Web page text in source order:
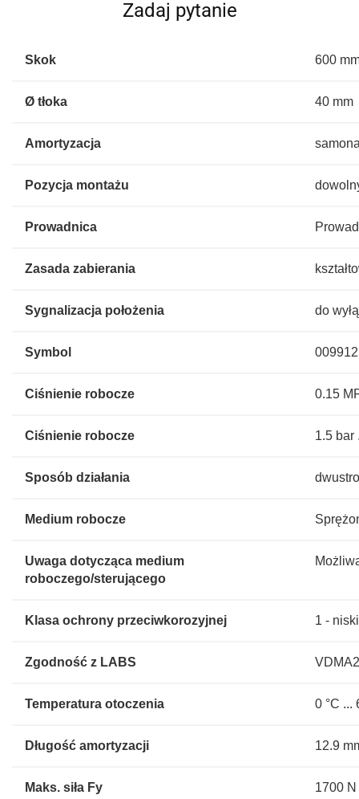
Zadaj pytanie
Skok 600
Ø tłoka 40 mm
Amortyzacja
Pozycja montażu
Prowadnica
Zasada zabierania
Sygnalizacja położenia do
Symbol
Ciśnienie robocze 0.15
Ciśnienie robocze 1.5 bar
Sposób działania
Medium robocze
Uwaga dotycząca medium
roboczego/sterującego
Klasa ochrony przeciwkorozyjnej 1 -
Zgodność z LABS
Temperatura otoczenia 0 °C ...
Długość amortyzacji 12.9
Maks. siła Fy 1700 N